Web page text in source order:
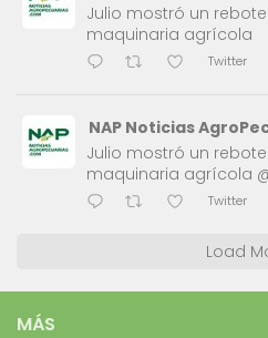
Julio mostró un
maquinaria agrícola
Twitter
NAP Noticias
Julio mostró un
maquinaria agrícola
Twitter
Load
MÁS